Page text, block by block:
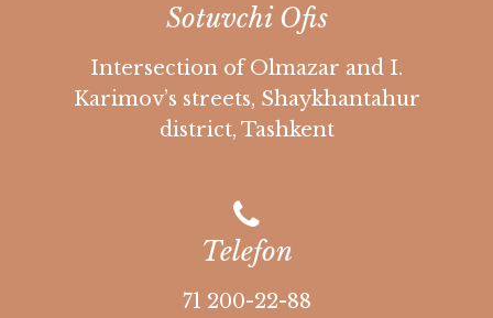
Sotuvchi Ofis
Intersection of Olmazar and I.
Karimov’s streets, Shaykhantahur
district, Tashkent
Telefon
71 200-22-88